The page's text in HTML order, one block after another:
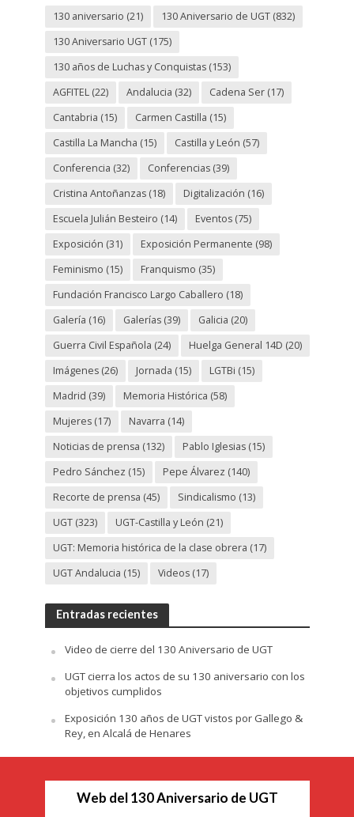
130 aniversario (21) 130 Aniversario de UGT(832)
130 Aniversario UGT(175)
130 años de Luchas y Conquistas(153)
AGFITEL(22) Andalucia (32) Cadena Ser(17)
Cantabria (15) Carmen Castilla (15)
Castilla La Mancha (15) Castilla y León (57)
Conferencia (32) Conferencias(39)
Cristina Antoñanzas(18) Digitalización (16)
Escuela Julián Besteiro (14) Eventos(75)
Exposición (31) Exposición Permanente (98)
Feminismo (15) Franquismo (35)
Fundación Francisco Largo Caballero (18)
Galería (16) Galerías(39) Galicia (20)
Guerra Civil Española (24) Huelga General 14D (20)
Imágenes(26) Jornada (15) LGTBi (15)
Madrid (39) Memoria Histórica (58)
Mujeres(17) Navarra (14)
Noticias de prensa (132) Pablo Iglesias(15)
Pedro Sánchez (15) Pepe Álvarez (140)
Recorte de prensa (45) Sindicalismo (13)
UGT(323) UGT-Castilla y León (21)
UGT: Memoria histórica de la clase obrera (17)
UGT Andalucia (15) Videos(17)
Entradas recientes
Video de cierre del 130 Aniversario de UGT
UGT cierra los actos de su 130 aniversario con los
objetivos cumplidos
Exposición 130 años de UGT vistos por Gallego &
Rey, en Alcalá de Henares
Web del 130 Aniversario de UGT